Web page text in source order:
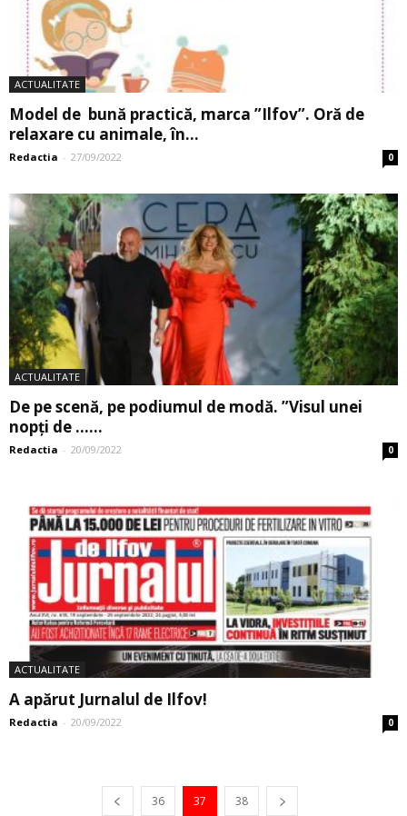
ACTUALITATE
Model de bună practică, marca ”Ilfov”. Oră de
relaxare cu animale, în...
Redactia - 27/09/2022 0
ACTUALITATE
De pe scenă, pe podiumul de modă. ”Visul unei
nopți de …...
Redactia - 20/09/2022 0
ACTUALITATE
A apărut Jurnalul de Ilfov!
Redactia - 20/09/2022 0
36 37 38